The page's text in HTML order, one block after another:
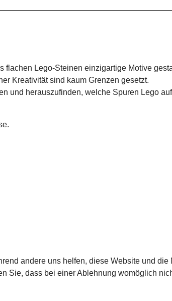
flachen Lego-Steinen einzigartige Motive
Kreativität sind kaum Grenzen gesetzt.
und herauszufinden, welche Spuren Lego
andere uns helfen, diese Website und die
Sie, dass bei einer Ablehnung womöglich